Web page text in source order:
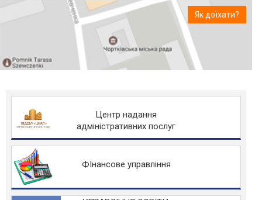
Як доїхати?
Центр надання
адміністративних послуг
ФІнансове управління